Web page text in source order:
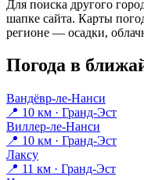
Для поиска другого
шапке сайта. Карты
регионе — осадки,
Погода в
Вандёвр-ле-Нанси
📍 10 км · Гранд-Эст
Виллер-ле-Нанси
📍 10 км · Гранд-Эст
Лаксу
📍 11 км · Гранд-Эст